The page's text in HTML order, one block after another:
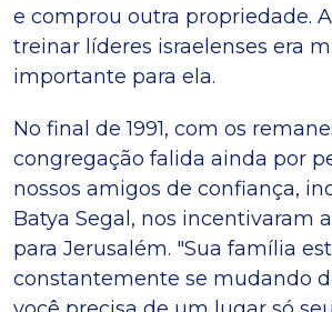
e comprou outra propriedade.
treinar líderes israelenses era
importante para ela.
No final de 1991, com os
congregação falida ainda por
nossos amigos de confiança,
Batya Segal, nos incentivaram
para Jerusalém. "Sua família
constantemente se mudando